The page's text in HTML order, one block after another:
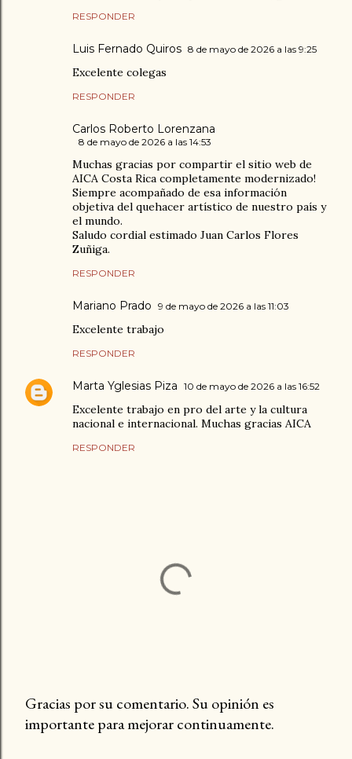
RESPONDER
Luis Fernado Quiros 8 de mayo de 2026 a las 9:25
Excelente colegas
RESPONDER
Carlos Roberto Lorenzana
8 de mayo de 2026 a las 14:53
Muchas gracias por compartir el sitio web de
AICA Costa Rica completamente modernizado!
Siempre acompañado de esa información
objetiva del quehacer artístico de nuestro país y
el mundo.
Saludo cordial estimado Juan Carlos Flores
Zuñiga.
RESPONDER
Mariano Prado 9 de mayo de 2026 a las 11:03
Excelente trabajo
RESPONDER
Marta Yglesias Piza 10 de mayo de 2026 a las 16:52
Excelente trabajo en pro del arte y la cultura
nacional e internacional. Muchas gracias AICA
RESPONDER
P
Gracias por su comentario. Su opinión es
importante para mejorar continuamente.